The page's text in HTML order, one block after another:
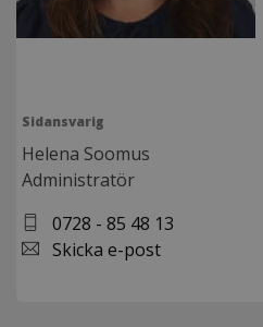
Sidansvarig
Helena Soomus
Administratör
0728 - 85 48 13
Skicka e-post